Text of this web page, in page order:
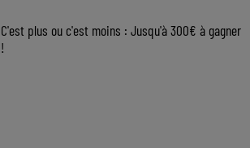
C'est plus ou c'est moins : Jusqu'à 300€ à gagner
!